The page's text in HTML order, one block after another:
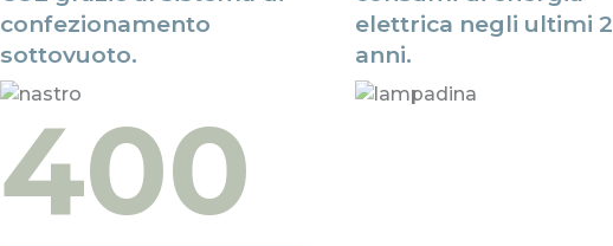
confezionamento
sottovuoto.
elettrica negli ultimi 2
anni.
400